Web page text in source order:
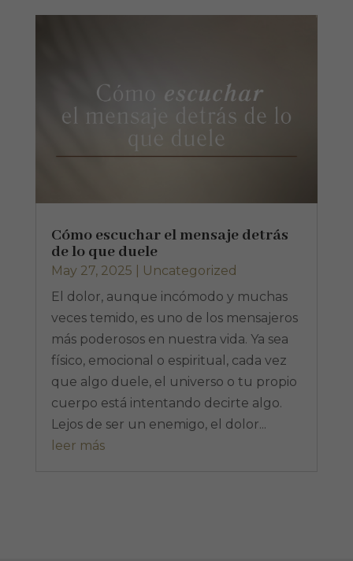
Cómo escuchar el mensaje detrás
de lo que duele
May 27, 2025
Uncategorized
El dolor, aunque incómodo y muchas
veces temido, es uno de los mensajeros
más poderosos en nuestra vida. Ya sea
físico, emocional o espiritual, cada vez
que algo duele, el universo o tu propio
cuerpo está intentando decirte algo.
Lejos de ser un enemigo, el dolor...
leer más